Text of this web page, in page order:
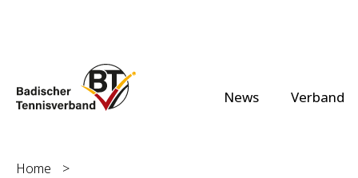
News Verband
Home
>